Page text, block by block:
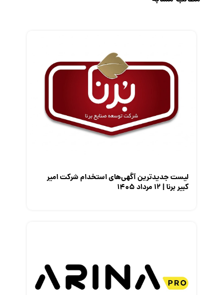
رزومه
گزارش‌های آماری
معرفی متخصصان منابع انسانی
لیست جدیدترین آگهی‌های استخدام شرکت امیر
کبیر برنا | ۱۲ مرداد ۱۴۰۵